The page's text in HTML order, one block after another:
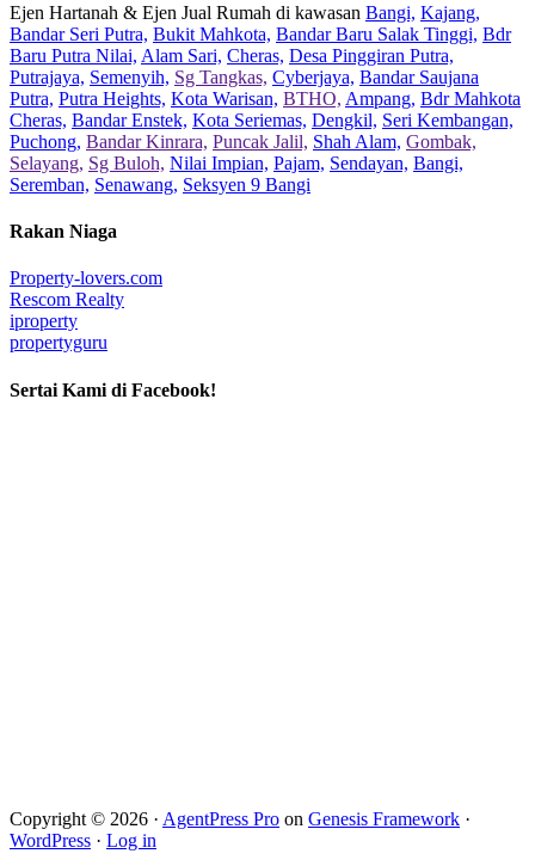
Ejen Hartanah & Ejen Jual Rumah di kawasan Bangi, Kajang,
Bandar Seri Putra, Bukit Mahkota, Bandar Baru Salak Tinggi, Bdr
Baru Putra Nilai, Alam Sari, Cheras, Desa Pinggiran Putra,
Putrajaya, Semenyih, Sg Tangkas, Cyberjaya, Bandar Saujana
Putra, Putra Heights, Kota Warisan, BTHO, Ampang, Bdr Mahkota
Cheras, Bandar Enstek, Kota Seriemas, Dengkil, Seri Kembangan,
Puchong, Bandar Kinrara, Puncak Jalil, Shah Alam, Gombak,
Selayang, Sg Buloh, Nilai Impian, Pajam, Sendayan, Bangi,
Seremban, Senawang, Seksyen 9 Bangi
Rakan Niaga
Property-lovers.com
Rescom Realty
iproperty
propertyguru
Sertai Kami di Facebook!
Copyright © 2026 · AgentPress Pro on Genesis Framework ·
WordPress · Log in